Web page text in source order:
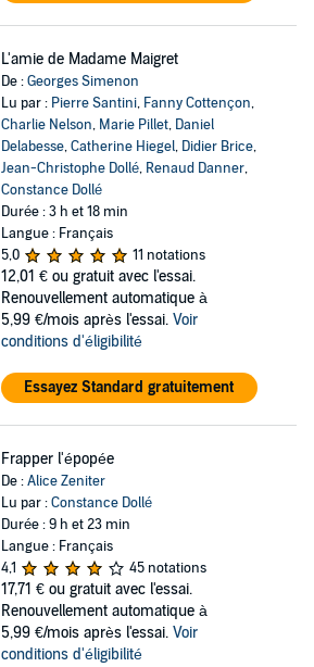
L'amie de Madame Maigret
De :Georges Simenon
Lu par : Pierre Santini, Fanny Cottençon,
Charlie Nelson, Marie Pillet, Daniel
Delabesse,Catherine Hiegel, Didier Brice,
Jean-Christophe Dollé, Renaud Danner,
Constance Dollé
Durée : 3 h et 18 min
Langue : Français
5,0
11 notations
12,01 € ou gratuit avec l'essai.
Renouvellement automatique à
5,99 €/mois après l'essai. Voir
conditions d'éligibilité
Essayez Standard gratuitement
Frapper l'épopée
De :Alice Zeniter
Lu par :Constance Dollé
Durée : 9 h et 23 min
Langue : Français
4,1
45 notations
17,71 € ou gratuit avec l'essai.
Renouvellement automatique à
5,99 €/mois après l'essai. Voir
conditions d'éligibilité